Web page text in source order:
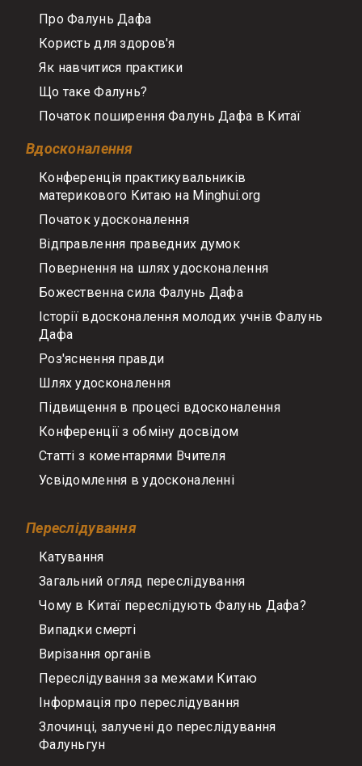
Про Фалунь Дафа
Користь для здоров'я
Як навчитися практики
Що таке Фалунь?
Початок поширення Фалунь Дафа в Китаї
Вдосконалення
Конференція практикувальників
материкового Китаю на Minghui.org
Початок удосконалення
Відправлення праведних думок
Повернення на шлях удосконалення
Божественна сила Фалунь Дафа
Історії вдосконалення молодих учнів Фалунь
Дафа
Роз'яснення правди
Шлях удосконалення
Підвищення в процесі вдосконалення
Конференції з обміну досвідом
Статті з коментарями Вчителя
Усвідомлення в удосконаленні
Переслідування
Катування
Загальний огляд переслідування
Чому в Китаї переслідують Фалунь Дафа?
Випадки смерті
Вирізання органів
Переслідування за межами Китаю
Інформація про переслідування
Злочинці, залучені до переслідування
Фалуньгун